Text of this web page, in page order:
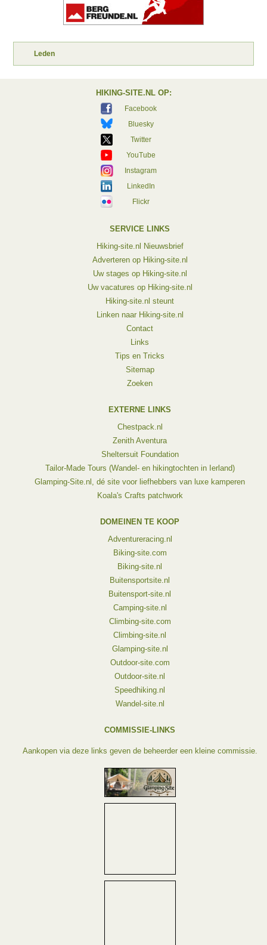
Leden
HIKING-SITE.NL OP:
Facebook
Bluesky
Twitter
YouTube
Instagram
LinkedIn
Flickr
SERVICE LINKS
Hiking-site.nl Nieuwsbrief
Adverteren op Hiking-site.nl
Uw stages op Hiking-site.nl
Uw vacatures op Hiking-site.nl
Hiking-site.nl steunt
Linken naar Hiking-site.nl
Contact
Links
Tips en Tricks
Sitemap
Zoeken
EXTERNE LINKS
Chestpack.nl
Zenith Aventura
Sheltersuit Foundation
Tailor-Made Tours (Wandel- en hikingtochten in Ierland)
Glamping-Site.nl, dé site voor liefhebbers van luxe kamperen
Koala's Crafts patchwork
DOMEINEN TE KOOP
Adventureracing.nl
Biking-site.com
Biking-site.nl
Buitensportsite.nl
Buitensport-site.nl
Camping-site.nl
Climbing-site.com
Climbing-site.nl
Glamping-site.nl
Outdoor-site.com
Outdoor-site.nl
Speedhiking.nl
Wandel-site.nl
COMMISSIE-LINKS
Aankopen via deze links geven de beheerder een kleine commissie.